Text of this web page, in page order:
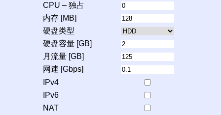
CPU – 独占
内存 [MB]
硬盘类型
硬盘容量 [GB]
月流量 [GB]
网速 [Gbps]
IPv4
IPv6
NAT